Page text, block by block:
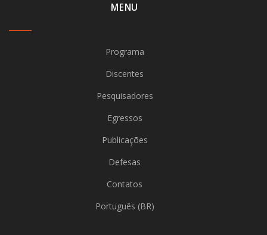
MENU
Programa
Discentes
Pesquisadores
Egressos
Publicações
Defesas
Contatos
Português (BR)